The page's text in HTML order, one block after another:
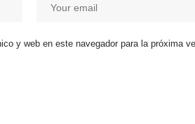
y web en este navegador para la próxima